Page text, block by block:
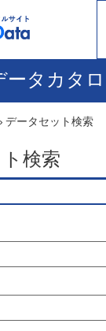
ータカタ
› データセット検索
検索